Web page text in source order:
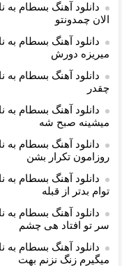
دانلود آهنگ بسطام
الان چمدونتو
دانلود آهنگ بسطام به
میریزه دورش
دانلود آهنگ بسطام به
چقدر
دانلود آهنگ بسطام
میشینه صبح شه
دانلود آهنگ بسطام
روزامون تکرار بشن
دانلود آهنگ بسطام به
توام بدتر از قبله
دانلود آهنگ بسطام به
سر تو افتاد هی چشم
دانلود آهنگ بسطام به
میگیرم زنگ نزنم بهت